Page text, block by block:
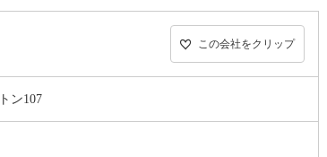
この会社をクリップ
ン107